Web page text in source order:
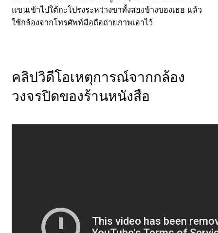
แขนเข้าไปใต้กะโปรงระหว่างขาทั้งสองข้างของเธอ แล้ว
ใช้กล้องจากโทรศัพท์มือถือถ่ายภาพเอาไว้
คลิปวิดีโอเหตุการณ์จากกล้อง
วงจรปิดของร้านหนังสือ